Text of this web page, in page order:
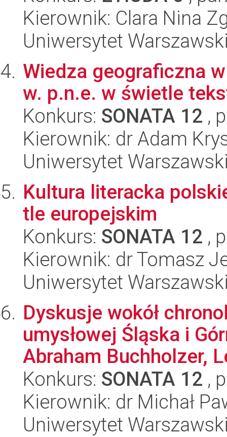
Kierownik: Clara Nina
Uniwersytet
Wiedza geograficzna
w. p.n.e. w świetle
Konkurs: SONATA 12 ,
Kierownik: dr Adam
Uniwersytet
Kultura literacka
tle europejskim
Konkurs: SONATA 12 ,
Kierownik: dr Tomasz
Uniwersytet
Dyskusje wokół
umysłowej Śląska i
Abraham Buchholzer,
Konkurs: SONATA 12 ,
Kierownik: dr Michał
Uniwersytet